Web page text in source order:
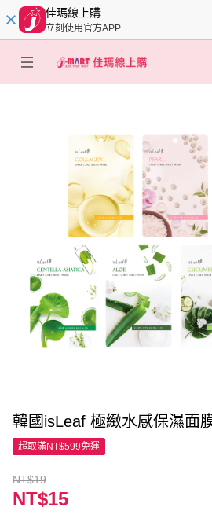
佳瑪線上購
立刻使用官方APP
韓國isLeaf 極緻水感保濕面
超取滿NT$599免運
NT$19
NT$15